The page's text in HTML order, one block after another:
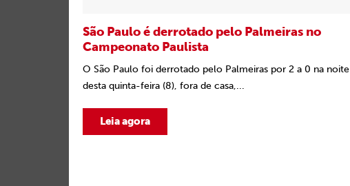
São Paulo é derrotado pelo Palmeiras no
Campeonato Paulista
O São Paulo foi derrotado pelo Palmeiras por 2 a 0 na noite
desta quinta-feira (8), fora de casa,...
Leia agora